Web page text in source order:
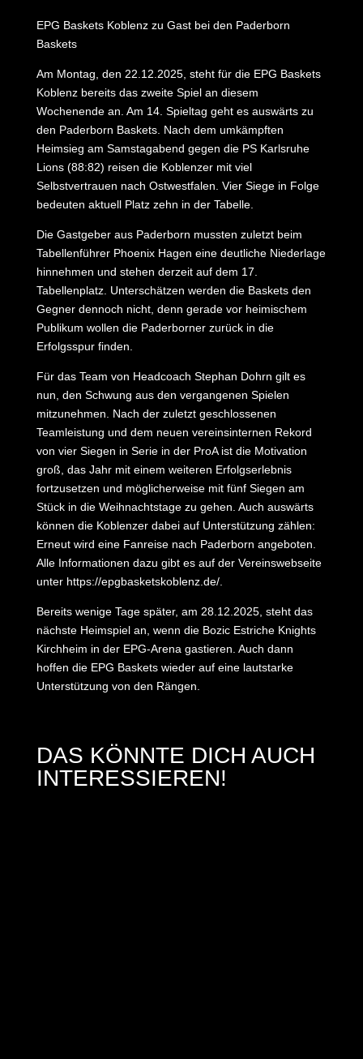
EPG Baskets Koblenz zu Gast bei den Paderborn
Baskets
Am Montag, den 22.12.2025, steht für die EPG Baskets
Koblenz bereits das zweite Spiel an diesem
Wochenende an. Am 14. Spieltag geht es auswärts zu
den Paderborn Baskets. Nach dem umkämpften
Heimsieg am Samstagabend gegen die PS Karlsruhe
Lions (88:82) reisen die Koblenzer mit viel
Selbstvertrauen nach Ostwestfalen. Vier Siege in Folge
bedeuten aktuell Platz zehn in der Tabelle.
Die Gastgeber aus Paderborn mussten zuletzt beim
Tabellenführer Phoenix Hagen eine deutliche Niederlage
hinnehmen und stehen derzeit auf dem 17.
Tabellenplatz. Unterschätzen werden die Baskets den
Gegner dennoch nicht, denn gerade vor heimischem
Publikum wollen die Paderborner zurück in die
Erfolgsspur finden.
Für das Team von Headcoach Stephan Dohrn gilt es
nun, den Schwung aus den vergangenen Spielen
mitzunehmen. Nach der zuletzt geschlossenen
Teamleistung und dem neuen vereinsinternen Rekord
von vier Siegen in Serie in der ProA ist die Motivation
groß, das Jahr mit einem weiteren Erfolgserlebnis
fortzusetzen und möglicherweise mit fünf Siegen am
Stück in die Weihnachtstage zu gehen. Auch auswärts
können die Koblenzer dabei auf Unterstützung zählen:
Erneut wird eine Fanreise nach Paderborn angeboten.
Alle Informationen dazu gibt es auf der Vereinswebseite
unter https://epgbasketskoblenz.de/.
Bereits wenige Tage später, am 28.12.2025, steht das
nächste Heimspiel an, wenn die Bozic Estriche Knights
Kirchheim in der EPG-Arena gastieren. Auch dann
hoffen die EPG Baskets wieder auf eine lautstarke
Unterstützung von den Rängen.
DAS KÖNNTE DICH AUCH
INTERESSIEREN!